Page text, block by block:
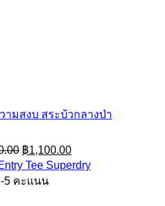
สระบัวกลางป่า
Original
price
was:
฿1,890.00.
฿1,100.00Current
price
is:
Tee Superdry
5 คะแนน